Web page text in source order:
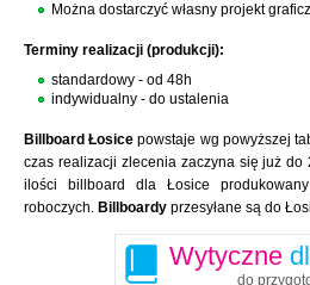
Można dostarczyć własny projekt
Terminy realizacji (produkcji):
standardowy - od 48h
indywidualny - do ustalenia
Billboard Łosice powstaje wg powyższej
czas realizacji zlecenia zaczyna się już do
ilości billboard dla Łosice
roboczych. Billboardy przesyłane są do
Wytyczne
do